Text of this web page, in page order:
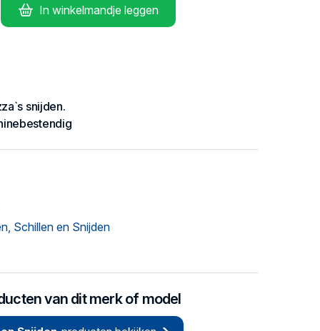
In winkelmandje leggen
snijden.
Schillen en Snijden
van dit merk of model